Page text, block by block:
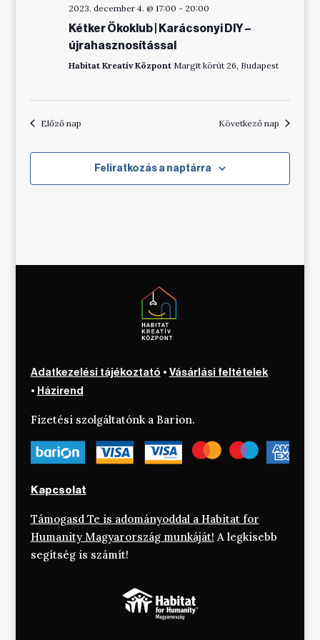
2023. december 4. @ 17:00 - 20:00
Kétker Ökoklub | Karácsonyi DIY –
újrahasznosítással
Habitat Kreatív Központ Margit körút 26, Budapest
Előző nap Következő nap
Feliratkozás a naptárra
Adatkezelési tájékoztató • Vásárlási feltételek
• Házirend
Fizetési szolgáltatónk a Barion.
Kapcsolat
Támogasd Te is adományoddal a Habitat for
Humanity Magyarország munkáját! A legkisebb
segítség is számít!